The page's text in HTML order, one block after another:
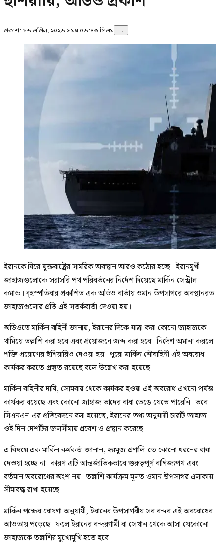
প্রকাশ: ১৬ এপ্রিল, ২০২৬ সময় ০৬:৪৩ পিএম →
ইরানকে ঘিরে যুক্তরাষ্ট্রের সামরিক অবস্থান আরও কঠোর হচ্ছে। ইরানমুখী
জাহাজগুলোকে সরাসরি পথ পরিবর্তনের নির্দেশ দিয়েছে মার্কিন সেন্ট্রাল
কমান্ড। বৃহস্পতিবার প্রকাশিত এক অডিও বার্তায় ওমান উপসাগরে অবস্থানরত
জাহাজগুলোর প্রতি এই সতর্কবার্তা দেওয়া হয়।
অডিওতে মার্কিন বাহিনী জানায়, ইরানের দিকে যাত্রা করা কোনো জাহাজকে
থামিয়ে তল্লাশি করা হবে এবং প্রয়োজনে জব্দ করা হবে। নির্দেশ অমান্য করলে
শক্তি প্রয়োগের হুঁশিয়ারিও দেওয়া হয়। পুরো মার্কিন নৌবাহিনী এই অবরোধ
কার্যকর করতে প্রস্তুত রয়েছে বলে উল্লেখ করা হয়েছে।
মার্কিন বাহিনীর দাবি, সোমবার থেকে কার্যকর হওয়া এই অবরোধ এখনো পর্যন্ত
কার্যকর রয়েছে এবং কোনো জাহাজ তাদের বাধা ভেঙে যেতে পারেনি। তবে
সিএনএন-এর প্রতিবেদনে বলা হয়েছে, ইরানের তথ্য অনুযায়ী চারটি জাহাজ
ওই দিন দেশটির জলসীমায় প্রবেশ ও প্রস্থান করেছে।
এ বিষয়ে এক মার্কিন কর্মকর্তা জানান, হরমুজ প্রণালি-তে কোনো ধরনের বাধা
দেওয়া হচ্ছে না। কারণ এটি আন্তর্জাতিকভাবে গুরুত্বপূর্ণ বাণিজ্যপথ এবং
বর্তমান অবরোধের অংশ নয়। তল্লাশি কার্যক্রম মূলত ওমান উপসাগর এলাকায়
সীমাবদ্ধ রাখা হয়েছে।
মার্কিন পক্ষের ঘোষণা অনুযায়ী, ইরানের উপসাগরীয় সব বন্দর এই অবরোধের
আওতায় পড়েছে। ফলে ইরানের বন্দরগামী বা সেখান থেকে আসা যেকোনো
জাহাজকে তল্লাশির মুখোমুখি হতে হবে।